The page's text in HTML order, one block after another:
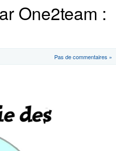
One2team :
Pas de commentaires »